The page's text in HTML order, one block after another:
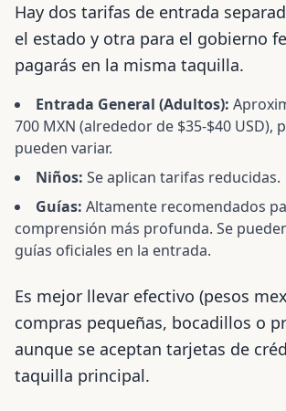
Hay dos tarifas de entrada
el estado y otra para el gobierno
pagarás en la misma taquilla.
Entrada General (Adultos):
700 MXN (alrededor de $35-$40 USD),
pueden variar.
Niños: Se aplican tarifas reducidas.
Guías: Altamente recomendados
comprensión más profunda. Se
guías oficiales en la entrada.
Es mejor llevar efectivo (pesos
compras pequeñas, bocadillos o
aunque se aceptan tarjetas de
taquilla principal.